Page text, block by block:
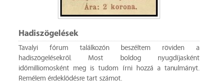
Hadiszögelések
Tavalyi fórum találkozón beszéltem röviden a
hadiszögelésekről. Most boldog nyugdíjasként
időmilliomosként meg is tudom írni hozzá a tanulmányt.
Remélem érdeklődésre tart számot.